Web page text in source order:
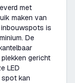
met
maken van
inbouwspots is
De
gericht
LED
kan